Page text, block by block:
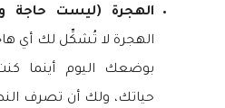
الهجرة (ليست حاجة
الهجرة لا تُشكِّل لك أي
بوضعك اليوم أينما
حياتك، ولك أن تصرف